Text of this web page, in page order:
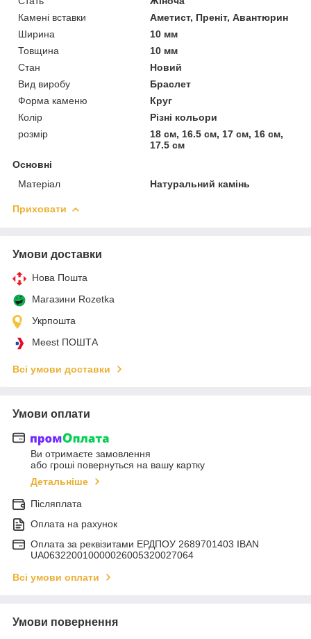
Камені вставки
Аметист, Преніт, Авантюрин
Ширина
10 мм
Товщина
10 мм
Стан
Новий
Вид виробу
Браслет
Форма каменю
Круг
Колір
Різні кольори
розмір
18 см, 16.5 см, 17 см, 16 см,
17.5 см
Основні
Матеріал
Натуральний камінь
Приховати
Умови доставки
Нова Пошта
Магазини Rozetka
Укрпошта
Meest ПОШТА
Всі умови доставки
Умови оплати
Ви отримаєте замовлення
або гроші повернуться на вашу картку
Детальніше
Післяплата
Оплата на рахунок
Оплата за реквізитами ЕРДПОУ 2689701403 IBAN
UA063220010000026005320027064
Всі умови оплати
Умови повернення